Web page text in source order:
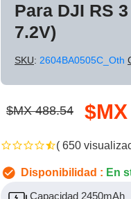
Para DJI RS
7.2V)
SKU: 2604BA0505C_Oth
$MX 488.54
( 650
Disponibilidad : En
Capacidad 2450mAh